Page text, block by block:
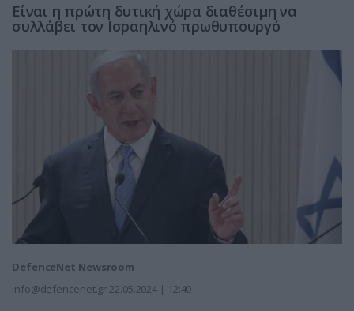
Είναι η πρώτη δυτική χώρα διαθέσιμη να
συλλάβει τον Ισραηλινό πρωθυπουργό
DefenceNet Newsroom
info@defencenet.gr 22.05.2024 | 12:40